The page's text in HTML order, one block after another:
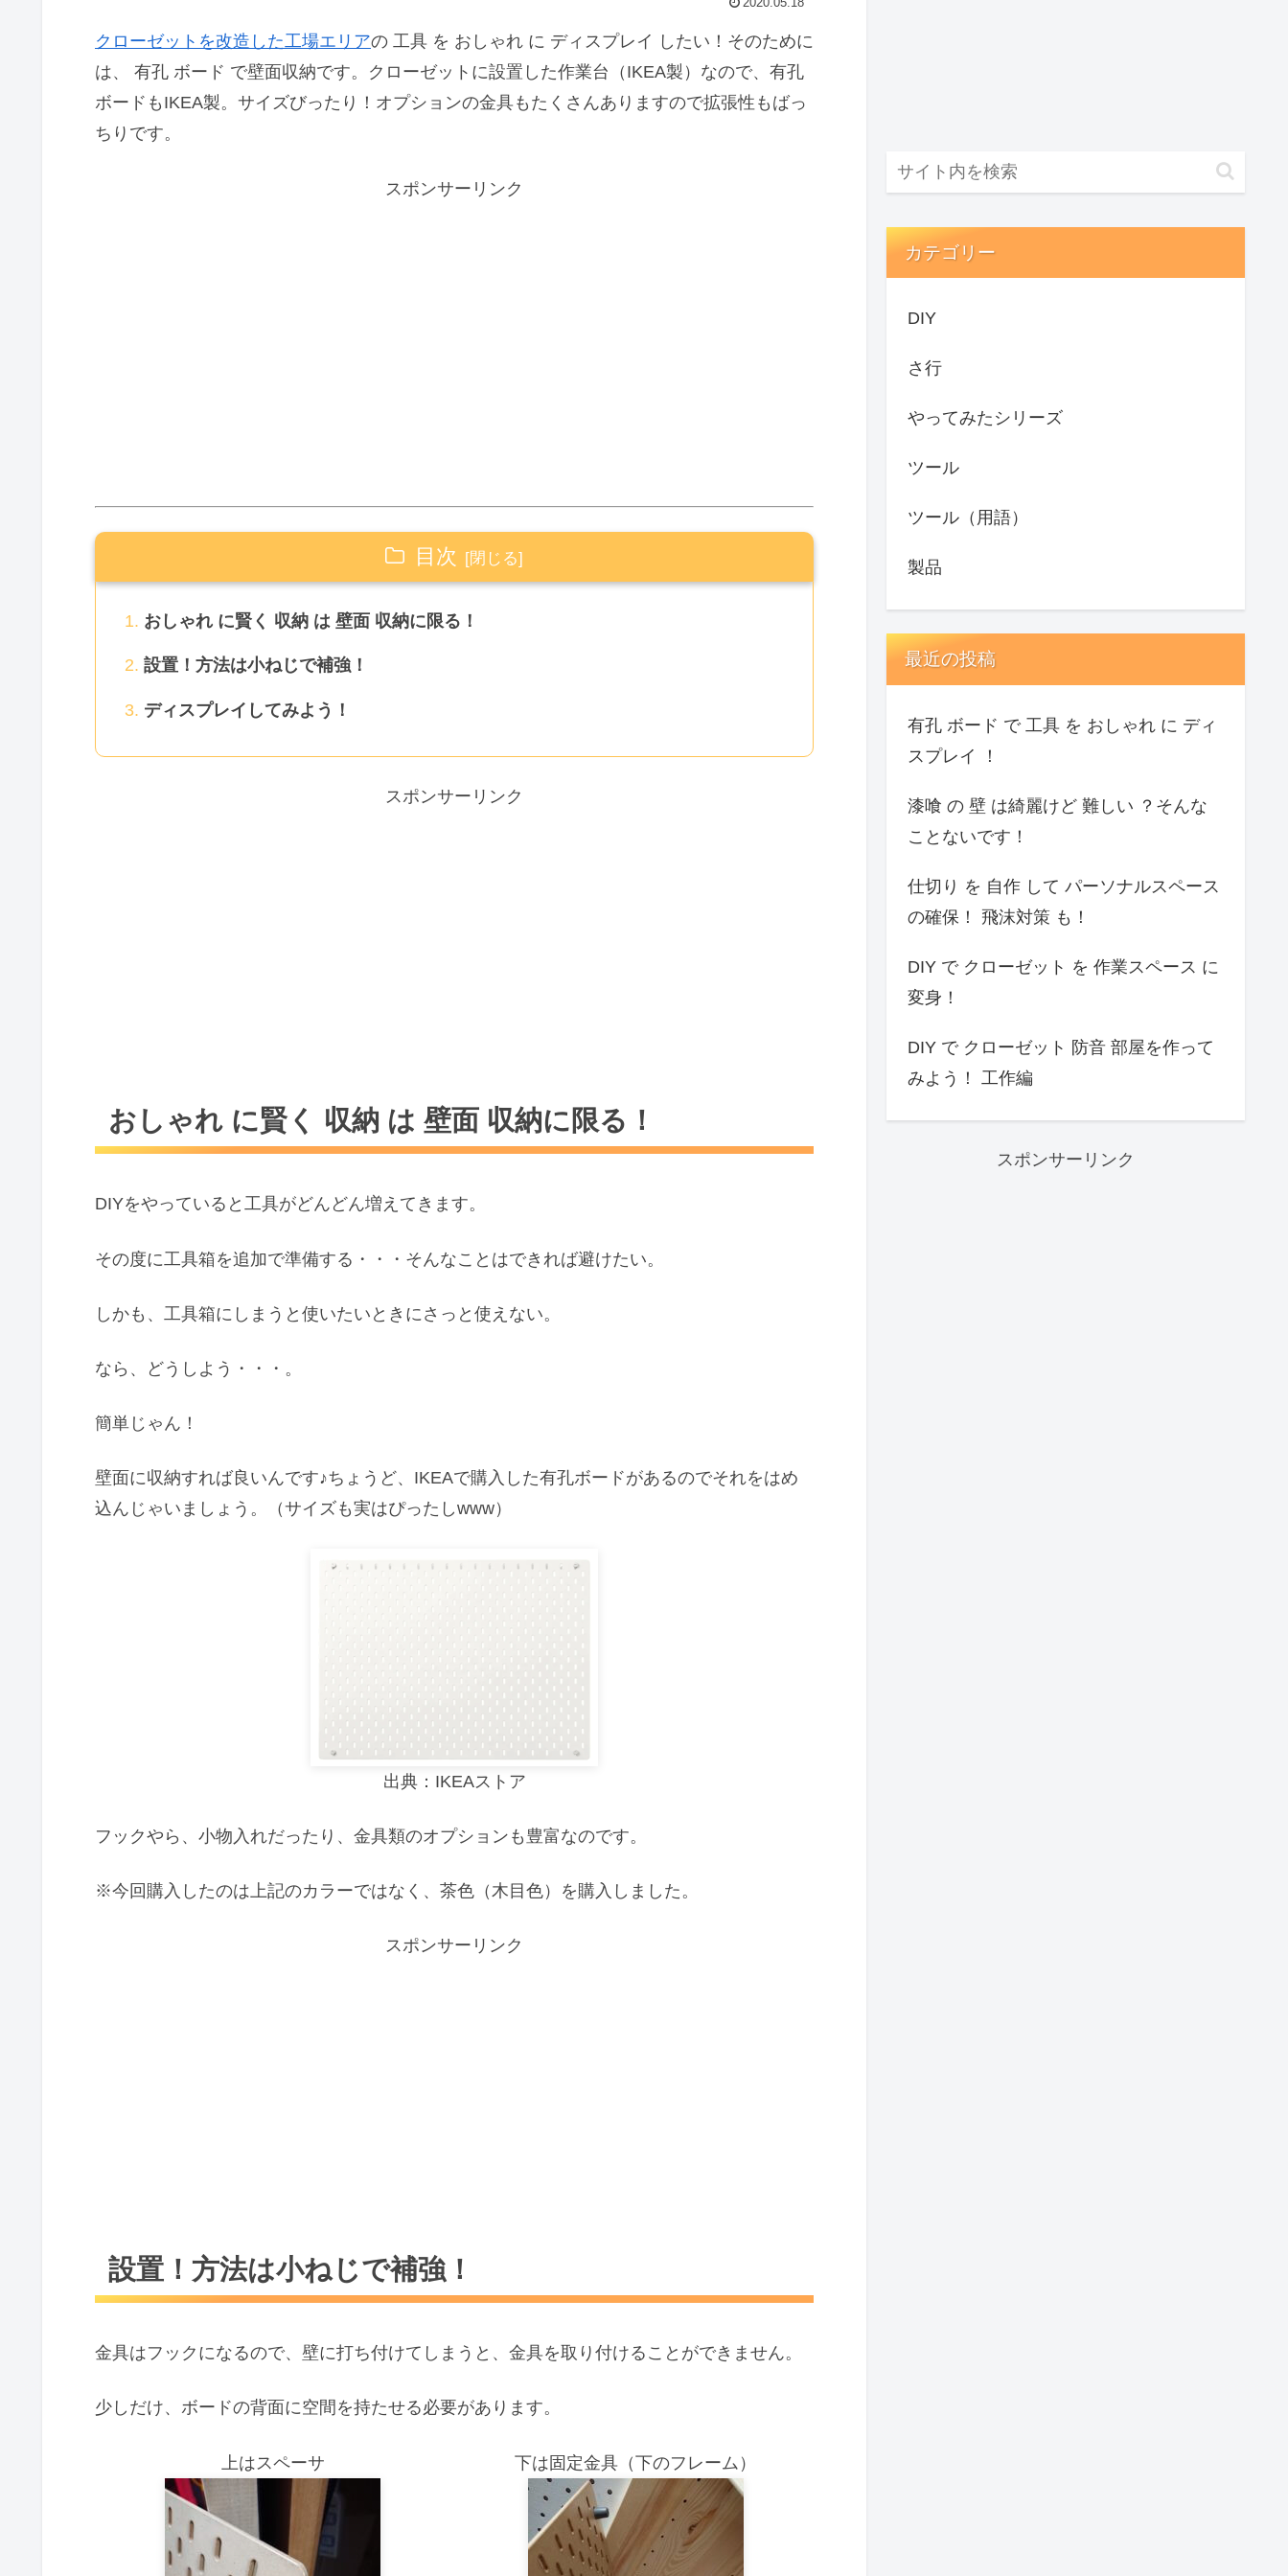
2020.05.18
クローゼットを改造した工場エリアの 工具 を おしゃれ に ディスプレイ したい！そのために
は、 有孔 ボード で壁面収納です。クローゼットに設置した作業台（IKEA製）なので、有孔
ボードもIKEA製。サイズびったり！オプションの金具もたくさんありますので拡張性もばっ
ちりです。
スポンサーリンク
目次
おしゃれ に賢く 収納 は 壁面 収納に限る！
設置！方法は小ねじで補強！
ディスプレイしてみよう！
スポンサーリンク
おしゃれ に賢く 収納 は 壁面 収納に限る！
DIYをやっていると工具がどんどん増えてきます。
その度に工具箱を追加で準備する・・・そんなことはできれば避けたい。
しかも、工具箱にしまうと使いたいときにさっと使えない。
なら、どうしよう・・・。
簡単じゃん！
壁面に収納すれば良いんです♪ちょうど、IKEAで購入した有孔ボードがあるのでそれをはめ
込んじゃいましょう。（サイズも実はぴったしwww）
出典：IKEAストア
フックやら、小物入れだったり、金具類のオプションも豊富なのです。
※今回購入したのは上記のカラーではなく、茶色（木目色）を購入しました。
スポンサーリンク
設置！方法は小ねじで補強！
金具はフックになるので、壁に打ち付けてしまうと、金具を取り付けることができません。
少しだけ、ボードの背面に空間を持たせる必要があります。
上はスペーサ 下は固定金具（下のフレーム）
カテゴリー
DIY
さ行
やってみたシリーズ
ツール
ツール（用語）
製品
最近の投稿
有孔 ボード で 工具 を おしゃれ に ディ
スプレイ ！
漆喰 の 壁 は綺麗けど 難しい ？そんな
ことないです！
仕切り を 自作 して パーソナルスペース
の確保！ 飛沫対策 も！
DIY で クローゼット を 作業スペース に
変身！
DIY で クローゼット 防音 部屋を作って
みよう！ 工作編
スポンサーリンク